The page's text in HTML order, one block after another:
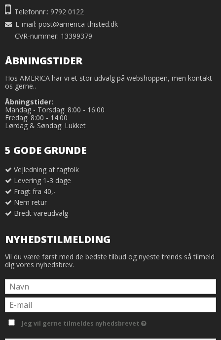
Telefonnr.: 9792 0122
E-mail: post@america-thisted.dk
CVR-nummer: 13399379
ÅBNINGSTIDER
Hos AMERICA har vi et stor udvalg på webshoppen, men kontakt
os gerne..
Åbningstider:
Mandag - Torsdag: 8:00 - 16:00
Fredag: 8:00 - 14.00
Lørdag & Søndag: Lukket
5 GODE GRUNDE
Vejledning af fagfolk
Levering 1-3 dage
Fragt fra 40,-
Nem retur
Bredt vareudvalg
NYHEDSTILMELDING
Vil du være først med de bedste tilbud og nyeste trends så tilmeld
dig vores nyhedsbrev.
Jeg vil gerne tilmeldes nyhedsbrevet